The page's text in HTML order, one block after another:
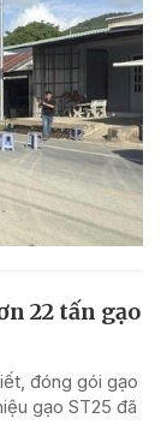
22 tấn gạo
đóng gói gạo
gạo ST25 đã